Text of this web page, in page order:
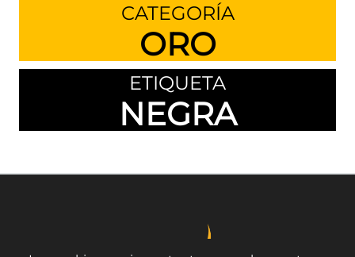
CATEGORÍA
ORO
ETIQUETA
NEGRA